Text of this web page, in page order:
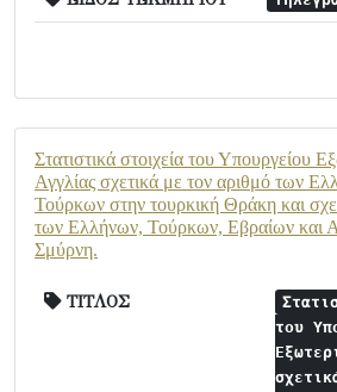
Στατιστικά στοιχεία του Υπουργείου
Αγγλίας σχετικά με τον αριθμό των
Τούρκων στην τουρκική Θράκη και
των Ελλήνων, Τούρκων, Εβραίων και
Σμύρνη.
ΤΙΤΛΟΣ
του